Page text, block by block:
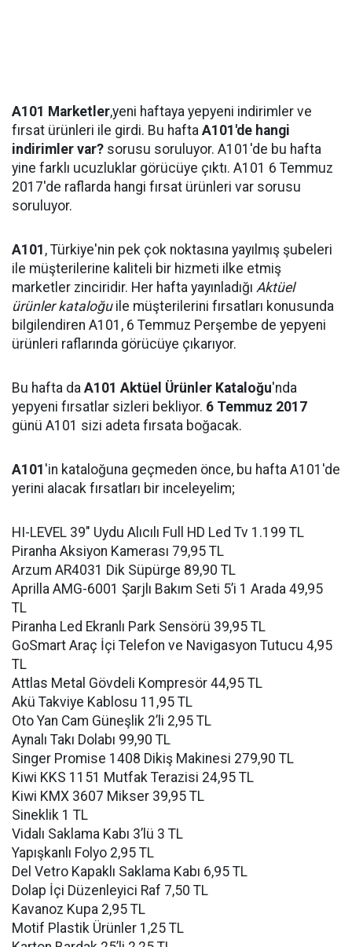
A101 Marketler,yeni haftaya yepyeni indirimler ve
fırsat ürünleri ile girdi. Bu hafta A101'de hangi
indirimler var? sorusu soruluyor. A101'de bu hafta
yine farklı ucuzluklar görücüye çıktı. A101 6 Temmuz
2017'de raflarda hangi fırsat ürünleri var sorusu
soruluyor.
A101 , Türkiye'nin pek çok noktasına yayılmış şubeleri
ile müşterilerine kaliteli bir hizmeti ilke etmiş
marketler zinciridir. Her hafta yayınladığı Aktüel
ürünler kataloğuile müşterilerini fırsatları konusunda
bilgilendiren A101, 6 Temmuz Perşembe de yepyeni
ürünleri raflarında görücüye çıkarıyor.
Bu hafta da A101 Aktüel Ürünler Kataloğu'nda
yepyeni fırsatlar sizleri bekliyor. 6 Temmuz 2017
günü A101 sizi adeta fırsata boğacak.
A101 'in kataloğuna geçmeden önce, bu hafta A101'de
yerini alacak fırsatları bir inceleyelim;
HI-LEVEL 39″ Uydu Alıcılı Full HD Led Tv 1.199 TL
Piranha Aksiyon Kamerası 79,95 TL
Arzum AR4031 Dik Süpürge 89,90 TL
Aprilla AMG-6001 Şarjlı Bakım Seti 5’i 1 Arada 49,95
TL
Piranha Led Ekranlı Park Sensörü 39,95 TL
GoSmart Araç İçi Telefon ve Navigasyon Tutucu 4,95
TL
Attlas Metal Gövdeli Kompresör 44,95 TL
Akü Takviye Kablosu 11,95 TL
Oto Yan Cam Güneşlik 2’li 2,95 TL
Aynalı Takı Dolabı 99,90 TL
Singer Promise 1408 Dikiş Makinesi 279,90 TL
Kiwi KKS 1151 Mutfak Terazisi 24,95 TL
Kiwi KMX 3607 Mikser 39,95 TL
Sineklik 1 TL
Vidalı Saklama Kabı 3’lü 3 TL
Yapışkanlı Folyo 2,95 TL
Del Vetro Kapaklı Saklama Kabı 6,95 TL
Dolap İçi Düzenleyici Raf 7,50 TL
Kavanoz Kupa 2,95 TL
Motif Plastik Ürünler 1,25 TL